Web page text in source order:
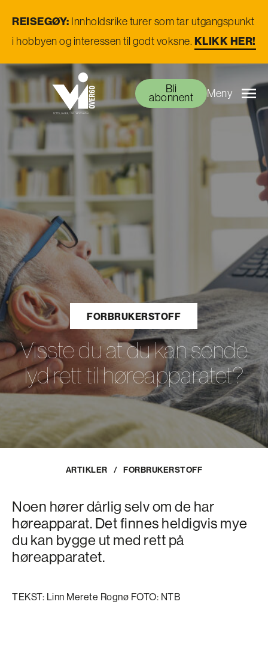
REISEGØY: Innholdsrike turer som tar utgangspunkt
i hobbyen og interessen til godt voksne. KLIKK HER!
Bli
abonnent Meny
FORBRUKERSTOFF
Visste du at du kan sende
lyd rett til høreapparatet?
ARTIKLER / FORBRUKERSTOFF
Noen hører dårlig selv om de har
høreapparat. Det finnes heldigvis mye
du kan bygge ut med rett på
høreapparatet.
TEKST: Linn Merete Rognø FOTO: NTB